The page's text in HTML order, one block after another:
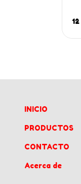
12
INICIO
PRODUCTOS
CONTACTO
Acerca de